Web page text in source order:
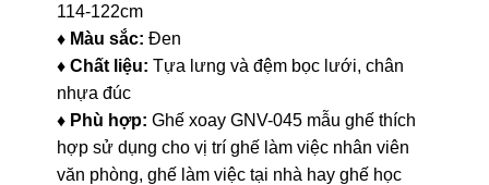
114-122cm
♦ Màu sắc: Đen
♦ Chất liệu: Tựa lưng và đệm bọc lưới, chân
nhựa đúc
♦ Phù hợp: Ghế xoay GNV-045 mẫu ghế thích
hợp sử dụng cho vị trí ghế làm việc nhân viên
văn phòng, ghế làm việc tại nhà hay ghế học